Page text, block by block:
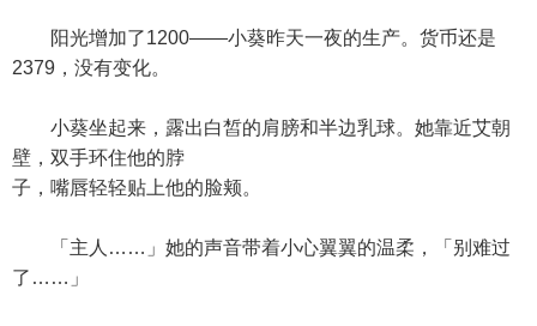
阳光增加了1200——小葵昨天一夜的生产。货币还是
2379，没有变化。
小葵坐起来，露出白皙的肩膀和半边乳球。她靠近艾朝
壁，双手环住他的脖
子，嘴唇轻轻贴上他的脸颊。
「主人……」她的声音带着小心翼翼的温柔，「别难过
了……」